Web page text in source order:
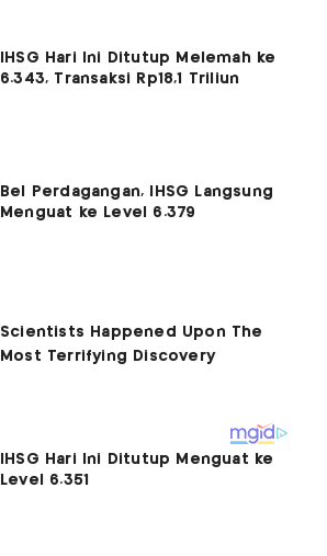
IHSG Hari Ini Ditutup Melemah ke
6.343, Transaksi Rp18,1 Triliun
Bel Perdagangan, IHSG Langsung
Menguat ke Level 6.379
IHSG Hari Ini Ditutup Menguat ke
Level 6.351